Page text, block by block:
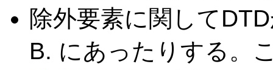
除外要素に関して
B. にあったりする。